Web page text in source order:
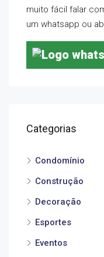
muito fácil falar
um whatsapp ou
Categorias
Condomínio
Construção
Decoração
Esportes
Eventos